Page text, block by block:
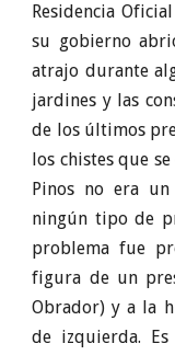
Residencia
su gobierno
atrajo durante
jardines y las
de los últimos
los chistes que
Pinos no era un
ningún tipo de
problema fue
figura de un
Obrador) y a la
de izquierda.